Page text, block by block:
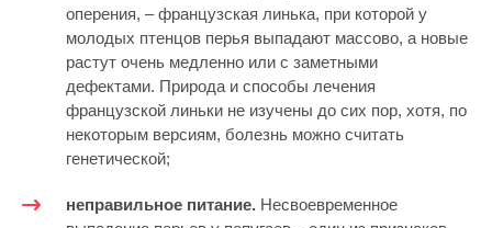
оперения, – французская линька, при которой у
молодых птенцов перья выпадают массово, а новые
растут очень медленно или с заметными
дефектами. Природа и способы лечения
французской линьки не изучены до сих пор, хотя, по
некоторым версиям, болезнь можно считать
генетической;
неправильное питание. Несвоевременное